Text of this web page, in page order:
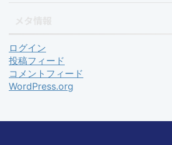
ログイン
投稿フィード
コメントフィード
WordPress.org